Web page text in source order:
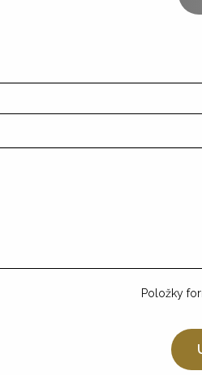
Položky